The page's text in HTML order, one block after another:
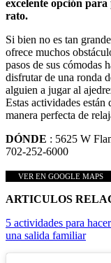
excelente opción
rato.
Si bien no es tan
ofrece muchos
pasos de sus cómodas
disfrutar de una ronda
alguien a jugar al
Estas actividades
manera perfecta de
DÓNDE : 5625 W
702-252-6000
VER EN GOOGLE MAPS
ARTICULOS
5 actividades para
una salida familiar